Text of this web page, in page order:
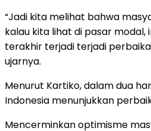
“Jadi kita melihat bahwa
kalau kita lihat di pasar modal,
terakhir terjadi terjadi
ujarnya.
Menurut Kartiko, dalam dua
Indonesia menunjukkan
Mencerminkan optimisme